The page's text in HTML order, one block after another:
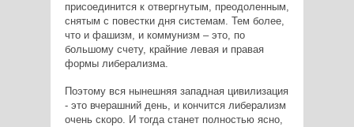
присоединится к отвергнутым, преодоленным,
снятым с повестки дня системам. Тем более,
что и фашизм, и коммунизм – это, по
большому счету, крайние левая и правая
формы либерализма.
Поэтому вся нынешняя западная цивилизация
- это вчерашний день, и кончится либерализм
очень скоро. И тогда станет полностью ясно,